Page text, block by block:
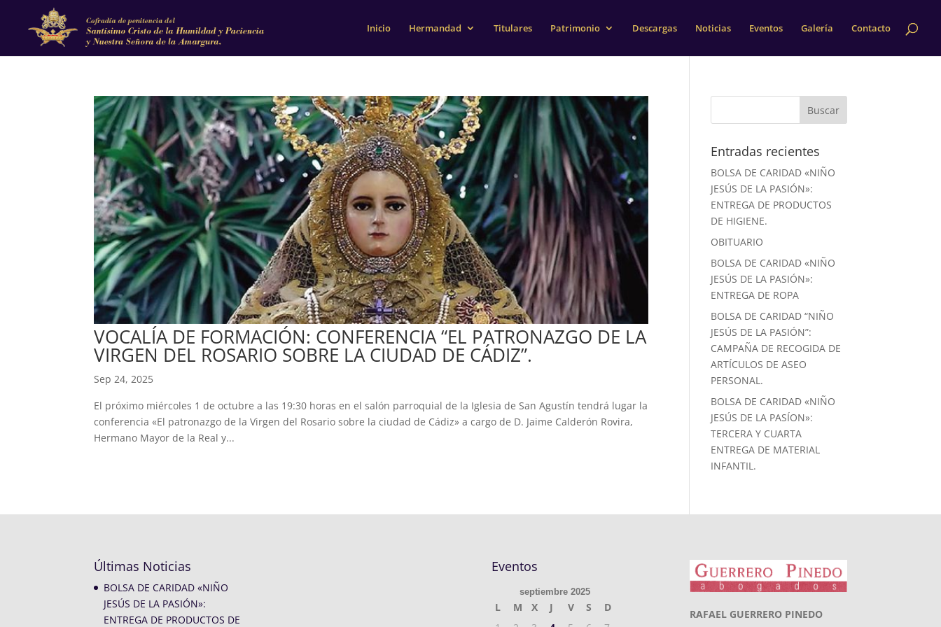
Inicio Hermandad Titulares Patrimonio Descargas Noticias Eventos Galería Contacto
VOCALÍA DE FORMACIÓN: CONFERENCIA “EL PATRONAZGO DE LA
VIRGEN DEL ROSARIO SOBRE LA CIUDAD DE CÁDIZ”.
Sep 24, 2025
El próximo miércoles 1 de octubre a las 19:30 horas en el salón parroquial de la Iglesia de San Agustín tendrá lugar la
conferencia «El patronazgo de la Virgen del Rosario sobre la ciudad de Cádiz» a cargo de D. Jaime Calderón Rovira,
Hermano Mayor de la Real y...
Entradas recientes
BOLSA DE CARIDAD «NIÑO
JESÚS DE LA PASIÓN»:
ENTREGA DE PRODUCTOS
DE HIGIENE.
OBITUARIO
BOLSA DE CARIDAD «NIÑO
JESÚS DE LA PASIÓN»:
ENTREGA DE ROPA
BOLSA DE CARIDAD “NIÑO
JESÚS DE LA PASIÓN”:
CAMPAÑA DE RECOGIDA DE
ARTÍCULOS DE ASEO
PERSONAL.
BOLSA DE CARIDAD «NIÑO
JESÚS DE LA PASÍON»:
TERCERA Y CUARTA
ENTREGA DE MATERIAL
INFANTIL.
Últimas Noticias
BOLSA DE CARIDAD «NIÑO
JESÚS DE LA PASIÓN»:
ENTREGA DE PRODUCTOS DE
Eventos
septiembre 2025
L M X J V S
D
RAFAEL GUERRERO PINEDO